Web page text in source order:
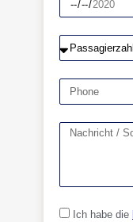
Ich habe die